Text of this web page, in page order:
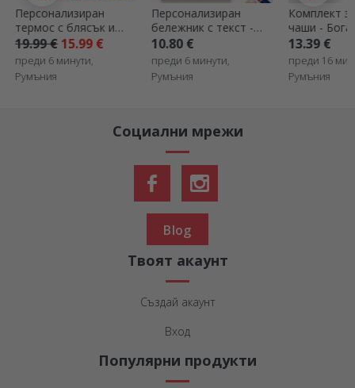
Персонализиран
бележник с текст -
Планове за
бъдещето
10.80 €
преди 6 минути,
Румъния
Комплект златни
чаши - Богатите
кръстници
13.39 €
преди 16 минути,
Румъния
чаша с
7.40 €
преди 22
Румъния
Социални мрежи
Blog
Твоят акаунт
Създай акаунт
Вход
Популярни продукти